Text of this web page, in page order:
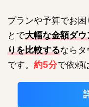
プランや予算でお困
とで大幅な金額ダウ
りを比較するならタ
です。 約5分で依頼